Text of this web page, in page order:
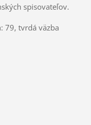
spisovateľov.
79, tvrdá väzba